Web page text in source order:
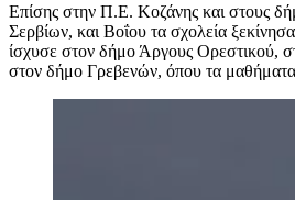
Επίσης στην Π.Ε. Κοζάνης και στους
Σερβίων, και Βοΐου τα σχολεία
ίσχυσε στον δήμο Άργους Ορεστικού,
στον δήμο Γρεβενών, όπου τα μαθήματα